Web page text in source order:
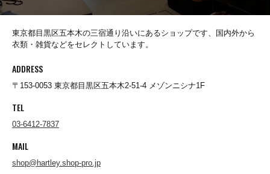
CHURCHILL GLOVE
東京都目黒区五本木の三宿通り沿いにあるショップです、国内外から
衣類・雑貨などをセレクトしています。
ADDRESS
〒153-0053 東京都目黒区五本木2-51-4 メゾンニシナ1F
TEL
03-6412-7837
MAIL
shop@hartley.shop-pro.jp